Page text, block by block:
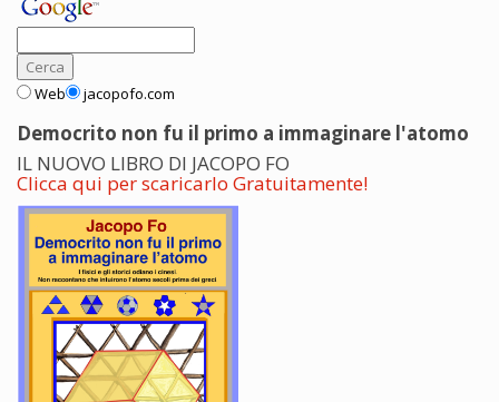
Web jacopofo.com
Democrito non fu il primo a immaginare l'atomo
IL NUOVO LIBRO DI JACOPO FO
Clicca qui per scaricarlo Gratuitamente!